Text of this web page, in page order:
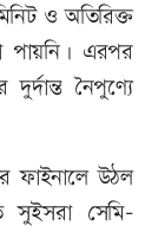
ও অতিরিক্ত
পায়নি। এরপর
নৈপুণ্যে
ফাইনালে উঠল
সুইসরা সেমি-